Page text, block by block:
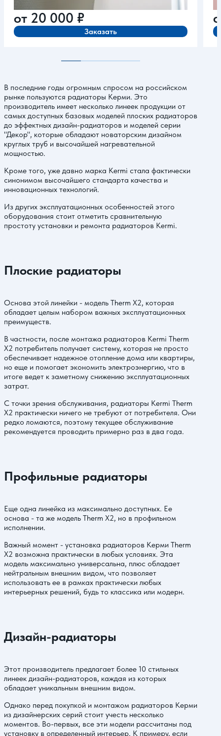
от 20 000 ₽
Заказать
В последние годы огромным спросом на российском
рынке пользуются радиаторы Керми. Это
производитель имеет несколько линеек продукции от
самых доступных базовых моделей плоских радиаторов
до эффектных дизайн-радиаторов и моделей серии
"Декор", которые обладают новаторским дизайном
круглых труб и высочайшей нагревательной
мощностью.
Кроме того, уже давно марка Kermi стала фактически
синонимом высочайшего стандарта качества и
инновационных технологий.
Из других эксплуатационных особенностей этого
оборудования стоит отметить сравнительную
простоту установки и ремонта радиаторов Kermi.
Плоские радиаторы
Основа этой линейки - модель Therm X2, которая
обладает целым набором важных эксплуатационных
преимуществ.
В частности, после монтажа радиаторов Kermi Therm
X2 потребитель получает систему, которая не просто
обеспечивает надежное отопление дома или квартиры,
но еще и помогает экономить электроэнергию, что в
итоге ведет к заметному снижению эксплуатационных
затрат.
С точки зрения обслуживания, радиаторы Kermi Therm
X2 практически ничего не требуют от потребителя. Они
редко ломаются, поэтому текущее обслуживание
рекомендуется проводить примерно раз в два года.
Профильные радиаторы
Еще одна линейка из максимально доступных. Ее
основа - та же модель Therm X2, но в профильном
исполнении.
Важный момент - установка радиаторов Керми Therm
X2 возможна практически в любых условиях. Эта
модель максимально универсальна, плюс обладает
нейтральным внешним видом, что позволяет
использовать ее в рамках практически любых
интерьерных решений, будь то классика или модерн.
Дизайн-радиаторы
Этот производитель предлагает более 10 стильных
линеек дизайн-радиаторов, каждая из которых
обладает уникальным внешним видом.
Однако перед покупкой и монтажом радиаторов Керми
из дизайнерских серий стоит учесть несколько
моментов. Во-первых, все эти модели рассчитаны под
установку в определенный интерьер. К примеру, если